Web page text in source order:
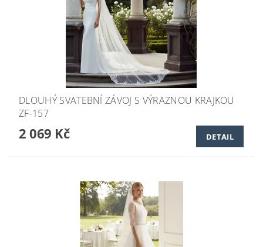
DLOUHÝ SVATEBNÍ ZÁVOJ S VÝRAZNOU KRAJKOU
ZF-157
2 069 Kč DETAIL